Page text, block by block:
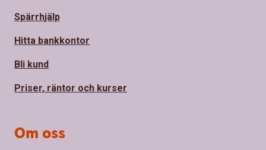
Spärrhjälp
Hitta bankkontor
Bli kund
Priser, räntor och kurser
Om oss